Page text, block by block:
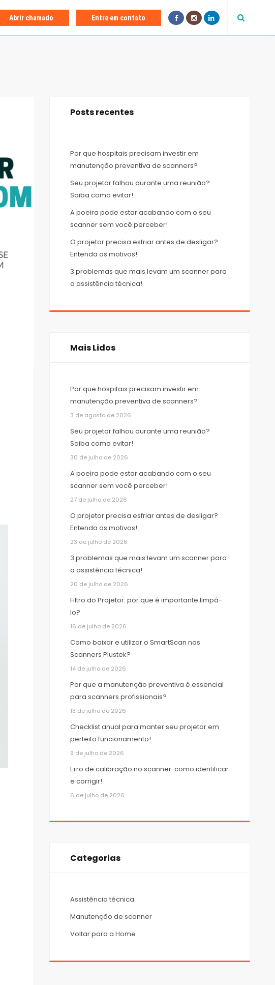
F
a
I
n
L
i
Abrir chamado Entre em contato
Posts recentes
Por que hospitais precisam investir em
manutenção preventiva de scanners?
Seu projetor falhou durante uma reunião?
Saiba como evitar!
A poeira pode estar acabando com o seu
scanner sem você perceber!
O projetor precisa esfriar antes de desligar?
Entenda os motivos!
3 problemas que mais levam um scanner para
a assistência técnica!
Mais Lidos
Por que hospitais precisam investir em
manutenção preventiva de scanners?
3 de agosto de 2026
Seu projetor falhou durante uma reunião?
Saiba como evitar!
30 de julho de 2026
A poeira pode estar acabando com o seu
scanner sem você perceber!
27 de julho de 2026
O projetor precisa esfriar antes de desligar?
Entenda os motivos!
23 de julho de 2026
3 problemas que mais levam um scanner para
a assistência técnica!
20 de julho de 2026
Filtro do Projetor: por que é importante limpá-
lo?
16 de julho de 2026
Como baixar e utilizar o SmartScan nos
Scanners Plustek?
14 de julho de 2026
Por que a manutenção preventiva é essencial
para scanners profissionais?
13 de julho de 2026
Checklist anual para manter seu projetor em
perfeito funcionamento!
9 de julho de 2026
Erro de calibração no scanner: como identificar
e corrigir!
6 de julho de 2026
Categorias
Assistência técnica
Manutenção de scanner
Voltar para a Home